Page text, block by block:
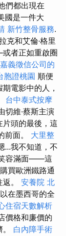
們都出現在
國是一件大
新竹整骨服務.
克和艾倫·格里
者正如重啟圈
嘉義徵信公司的
胞證桃園 順便
電影中的人，
台中泰式按摩
切維·蔡斯主演
頭的最後，這
前面。 大里整
...我不知道，不
容滿面——這
購買歐洲鐵路通
。 安養院 北
在墨西哥的全
住宿天數解析
價格和廉價的
白內障手術